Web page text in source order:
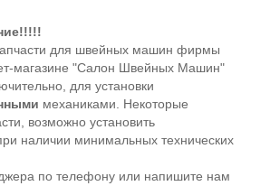
для швейных машин фирмы
магазине "Салон Швейных Машин"
для установки
механиками. Некоторые
возможно установить
наличии минимальных технических
по телефону или напишите нам